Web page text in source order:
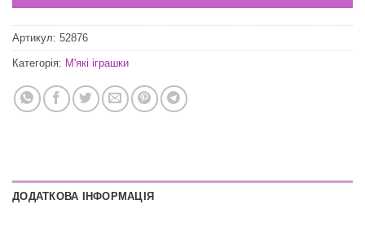
Артикул: 52876
Категорія: М'які іграшки
ДОДАТКОВА ІНФОРМАЦІЯ